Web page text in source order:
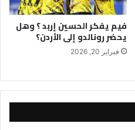
فيم يفكر الحسين إربد ؟ وهل
يحضر رونالدو إلى الأردن؟
فبراير 20, 2026